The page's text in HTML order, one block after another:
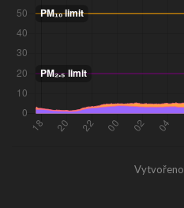
Vytvořeno